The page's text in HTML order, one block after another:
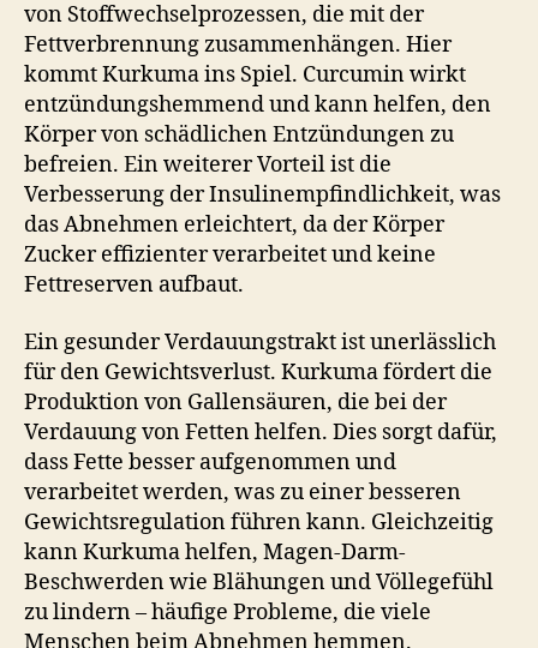
von Stoffwechselprozessen, die mit der
Fettverbrennung zusammenhängen. Hier
kommt Kurkuma ins Spiel. Curcumin wirkt
entzündungshemmend und kann helfen, den
Körper von schädlichen Entzündungen zu
befreien. Ein weiterer Vorteil ist die
Verbesserung der Insulinempfindlichkeit, was
das Abnehmen erleichtert, da der Körper
Zucker effizienter verarbeitet und keine
Fettreserven aufbaut.
Ein gesunder Verdauungstrakt ist unerlässlich
für den Gewichtsverlust. Kurkuma fördert die
Produktion von Gallensäuren, die bei der
Verdauung von Fetten helfen. Dies sorgt dafür,
dass Fette besser aufgenommen und
verarbeitet werden, was zu einer besseren
Gewichtsregulation führen kann. Gleichzeitig
kann Kurkuma helfen, Magen-Darm-
Beschwerden wie Blähungen und Völlegefühl
zu lindern – häufige Probleme, die viele
Menschen beim Abnehmen hemmen.